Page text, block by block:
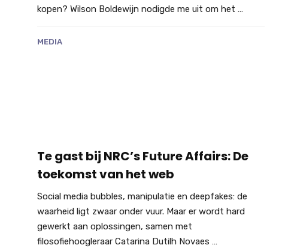
kopen? Wilson Boldewijn nodigde me uit om het …
MEDIA
Te gast bij NRC’s Future Affairs: De
toekomst van het web
Social media bubbles, manipulatie en deepfakes: de
waarheid ligt zwaar onder vuur. Maar er wordt hard
gewerkt aan oplossingen, samen met
filosofiehoogleraar Catarina Dutilh Novaes …